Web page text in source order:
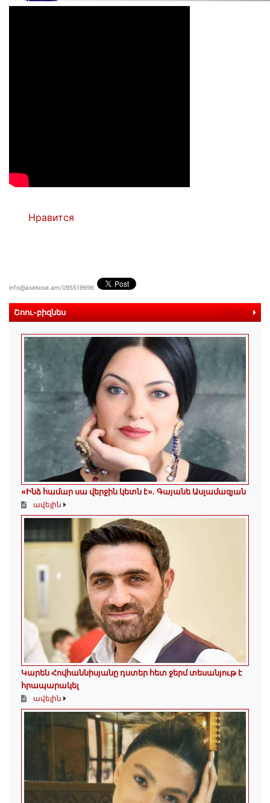
Нравится
info@asekose.am/095519696
Շոու-բիզնես ավելին
«Ինձ համար սա վերջին կետն է»․ Գայանե Ասլամազյան
ավելին
Կարեն Հովհաննիսյանը դստեր հետ ջերմ տեսանյութ է
հրապարակել
ավելին